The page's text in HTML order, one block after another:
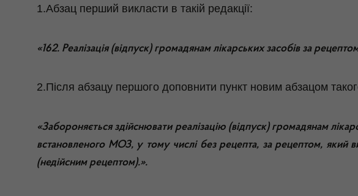
1.Абзац перший викласти в такій редакції:
«162. Реалізація (відпуск) громадянам лікарських засобів за
2.Після абзацу першого доповнити пункт новим абзацом
«Забороняється здійснювати реалізацію (відпуск) громадянам
встановленого МОЗ, у тому числі без рецепта, за рецептом, який
(недійсним рецептом).».